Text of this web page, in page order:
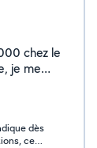
chez le
je me
depuis
dès
ce